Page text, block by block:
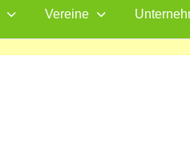
Vereine